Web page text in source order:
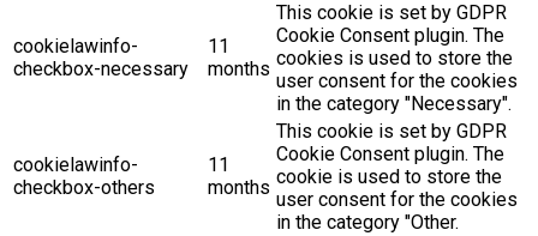
cookielawinfo-
checkbox-necessary
11
months
This cookie is set by GDPR
Cookie Consent plugin. The
cookies is used to store the
user consent for the cookies
in the category "Necessary".
cookielawinfo-
checkbox-others
11
months
This cookie is set by GDPR
Cookie Consent plugin. The
cookie is used to store the
user consent for the cookies
in the category "Other.